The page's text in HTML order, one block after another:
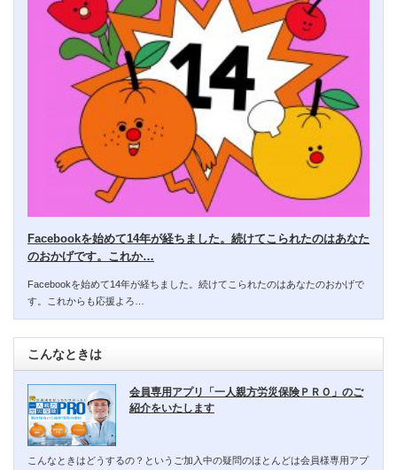
Facebookを始めて14年が経ちました。続けてこられたのはあなた
のおかげです。これか…
Facebookを始めて14年が経ちました。続けてこられたのはあなたのおかげで
す。これからも応援よろ…
こんなときは
会員専用アプリ「一人親方労災保険ＰＲＯ」のご
紹介をいたします
こんなときはどうするの？というご加入中の疑問のほとんどは会員様専用アプ